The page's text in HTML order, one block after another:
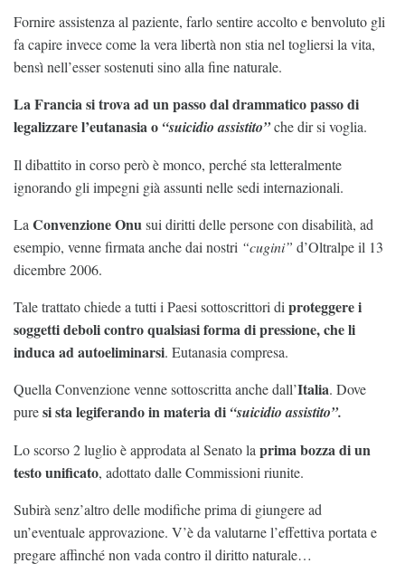
Fornire assistenza al paziente, farlo sentire accolto e benvoluto gli
fa capire invece come la vera libertà non stia nel togliersi la vita,
bensì nell’esser sostenuti sino alla fine naturale.
La Francia si trova ad un passo dal drammatico passo di
legalizzare l’eutanasia o “suicidio assistito”che dir si voglia.
Il dibattito in corso però è monco, perché sta letteralmente
ignorando gli impegni già assunti nelle sedi internazionali.
La Convenzione Onusui diritti delle persone con disabilità, ad
esempio, venne firmata anche dai nostri “cugini” d’Oltralpe il 13
dicembre 2006.
Tale trattato chiede a tutti i Paesi sottoscrittori di proteggere i
soggetti deboli contro qualsiasi forma di pressione, che li
induca ad autoeliminarsi. Eutanasia compresa.
Quella Convenzione venne sottoscritta anche dall’Italia. Dove
puresi sta legiferando in materia di “suicidio assistito”.
Lo scorso 2 luglio è approdata al Senato la prima bozza di un
testo unificato, adottato dalle Commissioni riunite.
Subirà senz’altro delle modifiche prima di giungere ad
un’eventuale approvazione. V’è da valutarne l’effettiva portata e
pregare affinché non vada contro il diritto naturale…